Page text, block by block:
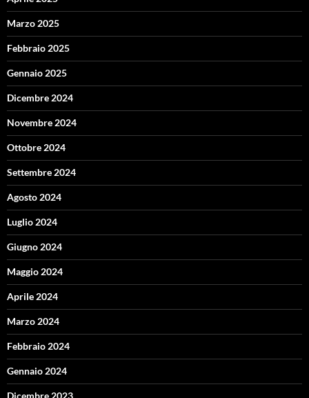
Marzo 2025
Febbraio 2025
Gennaio 2025
Dicembre 2024
Novembre 2024
Ottobre 2024
Settembre 2024
Agosto 2024
Luglio 2024
Giugno 2024
Maggio 2024
Aprile 2024
Marzo 2024
Febbraio 2024
Gennaio 2024